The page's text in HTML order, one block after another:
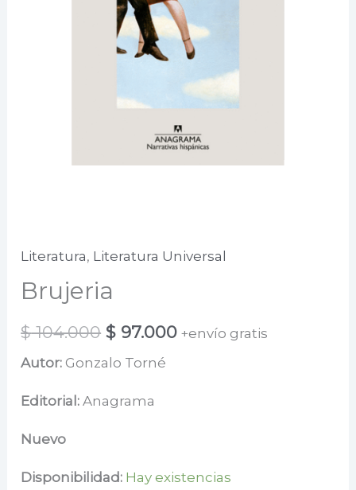
Literatura, Literatura Universal
Brujeria
$104.000 El
precio
$ 97.000El
+envío gratis
Autor: Gonzalo Torné
Editorial:Anagrama
Nuevo
Disponibilidad: Hay existencias